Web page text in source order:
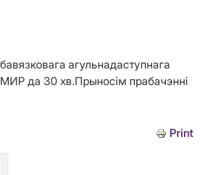
агульнадаступнага
да 30 хв.Прыносім прабачэнні
Print